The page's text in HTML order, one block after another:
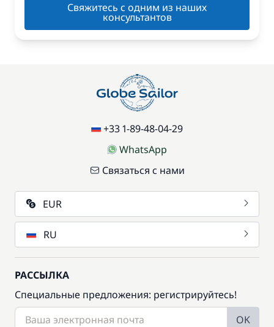
Свяжитесь с одним из наших
консультантов
+33 1-89-48-04-29
WhatsApp
Связаться с нами
EUR
RU
РАССЫЛКА
Специальные предложения: регистрируйтесь!
OK